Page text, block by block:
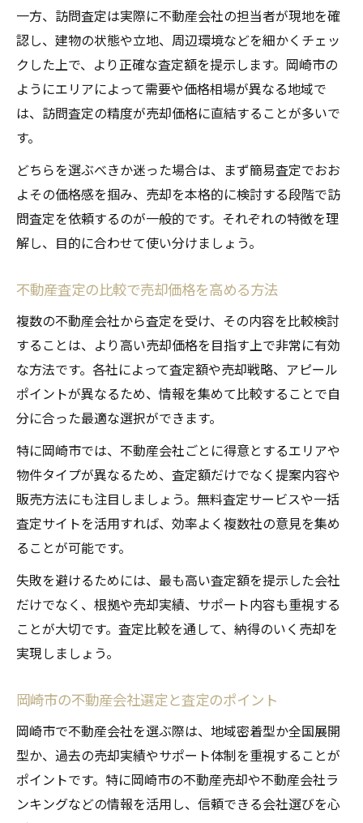
一方、訪問査定は実際に不動産会社の担当者が現地を確
認し、建物の状態や立地、周辺環境などを細かくチェッ
クした上で、より正確な査定額を提示します。岡崎市の
ようにエリアによって需要や価格相場が異なる地域で
は、訪問査定の精度が売却価格に直結することが多いで
す。
どちらを選ぶべきか迷った場合は、まず簡易査定でおお
よその価格感を掴み、売却を本格的に検討する段階で訪
問査定を依頼するのが一般的です。それぞれの特徴を理
解し、目的に合わせて使い分けましょう。
不動産査定の比較で売却価格を高める方法
複数の不動産会社から査定を受け、その内容を比較検討
することは、より高い売却価格を目指す上で非常に有効
な方法です。各社によって査定額や売却戦略、アピール
ポイントが異なるため、情報を集めて比較することで自
分に合った最適な選択ができます。
特に岡崎市では、不動産会社ごとに得意とするエリアや
物件タイプが異なるため、査定額だけでなく提案内容や
販売方法にも注目しましょう。無料査定サービスや一括
査定サイトを活用すれば、効率よく複数社の意見を集め
ることが可能です。
失敗を避けるためには、最も高い査定額を提示した会社
だけでなく、根拠や売却実績、サポート内容も重視する
ことが大切です。査定比較を通して、納得のいく売却を
実現しましょう。
岡崎市の不動産会社選定と査定のポイント
岡崎市で不動産会社を選ぶ際は、地域密着型か全国展開
型か、過去の売却実績やサポート体制を重視することが
ポイントです。特に岡崎市の不動産売却や不動産会社ラ
ンキングなどの情報を活用し、信頼できる会社選びを心